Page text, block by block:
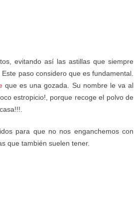
evitando así las astillas que siempre
paso considero que es fundamental.
que es una gozada. Su nombre le va al
estropicio!, porque recoge el polvo de
para que no nos enganchemos con
que también suelen tener.